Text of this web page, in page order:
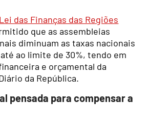
Lei das Finanças das Regiões
que as assembleias
diminuam as taxas nacionais
ao limite de 30%, tendo em
e orçamental da
da República.
pensada para compensar a